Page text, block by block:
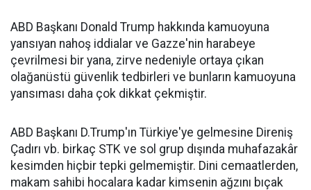
ABD Başkanı Donald Trump hakkında kamuoyuna
yansıyan nahoş iddialar ve Gazze'nin harabeye
çevrilmesi bir yana, zirve nedeniyle ortaya çıkan
olağanüstü güvenlik tedbirleri ve bunların kamuoyuna
yansıması daha çok dikkat çekmiştir.
ABD Başkanı D.Trump'ın Türkiye'ye gelmesine Direniş
Çadırı vb. birkaç STK ve sol grup dışında muhafazakâr
kesimden hiçbir tepki gelmemiştir. Dini cemaatlerden,
makam sahibi hocalara kadar kimsenin ağzını bıçak